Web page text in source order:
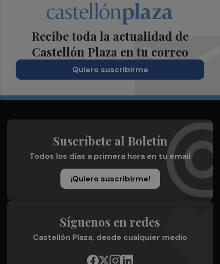
Recibe toda la actualidad de
Castellón Plaza en tu correo
Quiero suscribirme
Suscríbete al Boletín
Todos los días a primera hora en tu email
¡Quiero suscribirme!
Síguenos en redes
Castellón Plaza, desde cualquier medio